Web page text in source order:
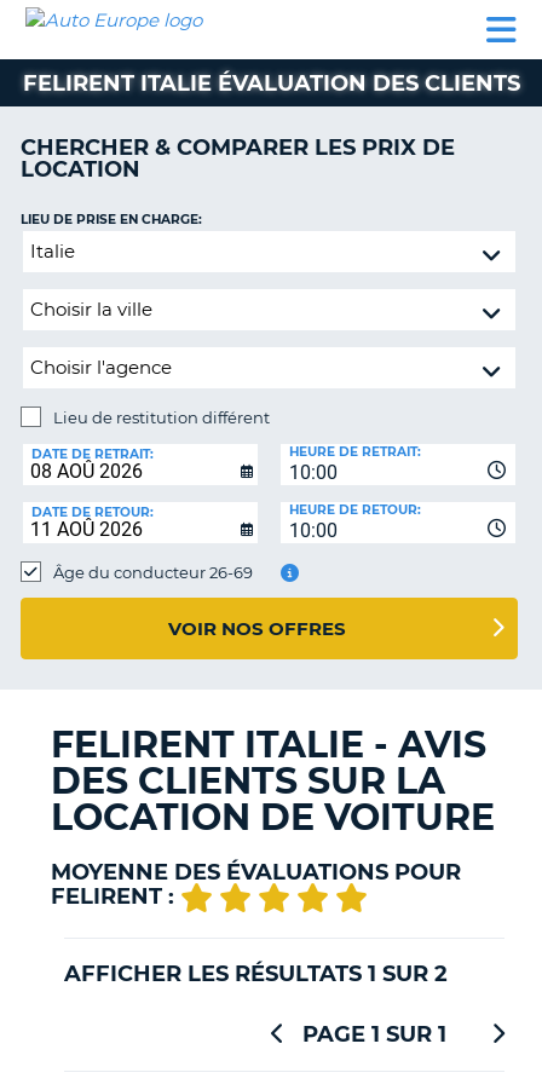
LOCATION
VOITURE
CLIENT
AUTO
EUROPE
LOCATION
VOITURE
MOTORHOMES
PARTENAIRES
CLIENT
MON
RÉSERVATION
SUISSE
LANGUE
FELIRENT ITALIE ÉVALUATION DES CLIENTS
CHERCHER & COMPARER LES PRIX DE
LOCATION
Lieu
restitution
LIEU DE PRISE EN CHARGE:
Lieu de restitution différent
DE
RESTITUTION:
DATE DE RETRAIT:
10:00
HEURE DE RETRAIT:
DATE DE RETOUR:
10:00
HEURE DE RETOUR:
Âge du conducteur 26-69
VOIR NOS OFFRES
FELIRENT ITALIE - AVIS
DES CLIENTS SUR LA
LOCATION DE VOITURE
MOYENNE DES ÉVALUATIONS POUR
FELIRENT :
AFFICHER LES RÉSULTATS 1 SUR 2
PAGE 1 SUR 1